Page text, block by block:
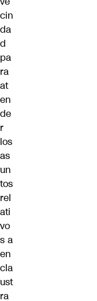
cin
da
d
pa
ra
at
en
de
r
los
as
un
tos
rel
ati
vo
s a
en
cla
ust
ra